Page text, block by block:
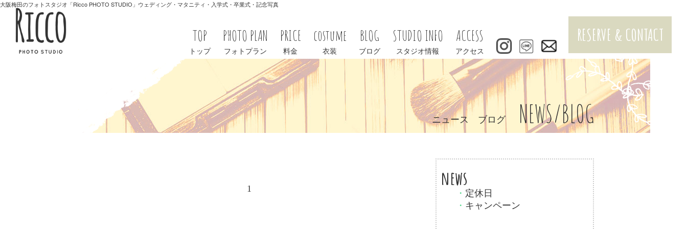
大阪梅田のフォトスタジオ「Ricco PHOTO STUDIO」ウェディング・マタニティ・入学式・卒業式・記念写真
TOP
トップ
PHOTO PLAN
フォトプラン
PRICE
料金
costume
衣装
BLOG
ブログ
STUDIO INFO
スタジオ情報
ACCESS
アクセス
RESERVE & CONTACT
ニュース ブログ NEWS/BLOG
1 news
・ 定休日
・ キャンペーン